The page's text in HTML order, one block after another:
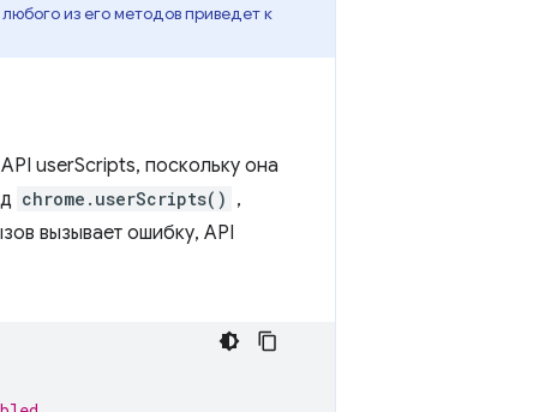
из его методов приведет к
userScripts, поскольку она
chrome.userScripts() ,
вызывает ошибку, API